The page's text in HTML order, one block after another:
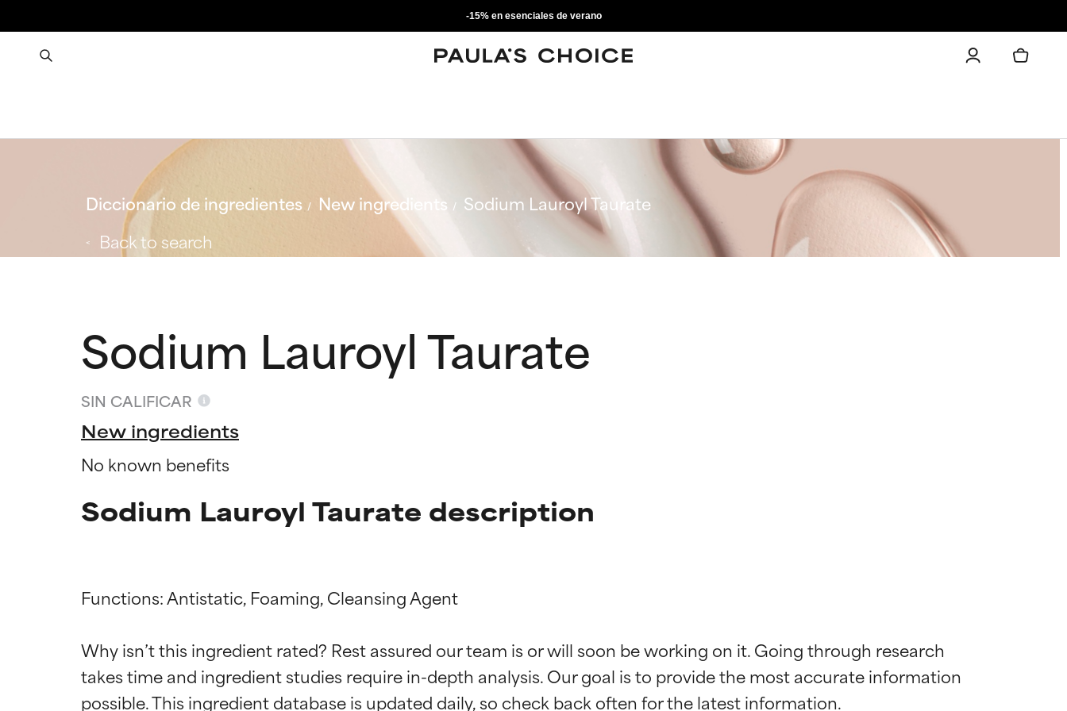
-15% en esenciales de verano
Diccionario de ingredientes New ingredients
Sodium Lauroyl Taurate
Back to search
Sodium Lauroyl Taurate
SIN CALIFICAR
New ingredients
No known benefits
Sodium Lauroyl Taurate description
Functions: Antistatic, Foaming, Cleansing Agent
Why isn’t this ingredient rated? Rest assured our team is or will soon be working on it. Going through research
takes time and ingredient studies require in-depth analysis. Our goal is to provide the most accurate information
EXCELENTE
Ingrediente sobresaliente con beneficios reales para la piel. Su eficacia está demostrada y
EXCELENTE
Ingrediente sobresaliente con beneficios reales para la piel. Su eficacia está demostrada y